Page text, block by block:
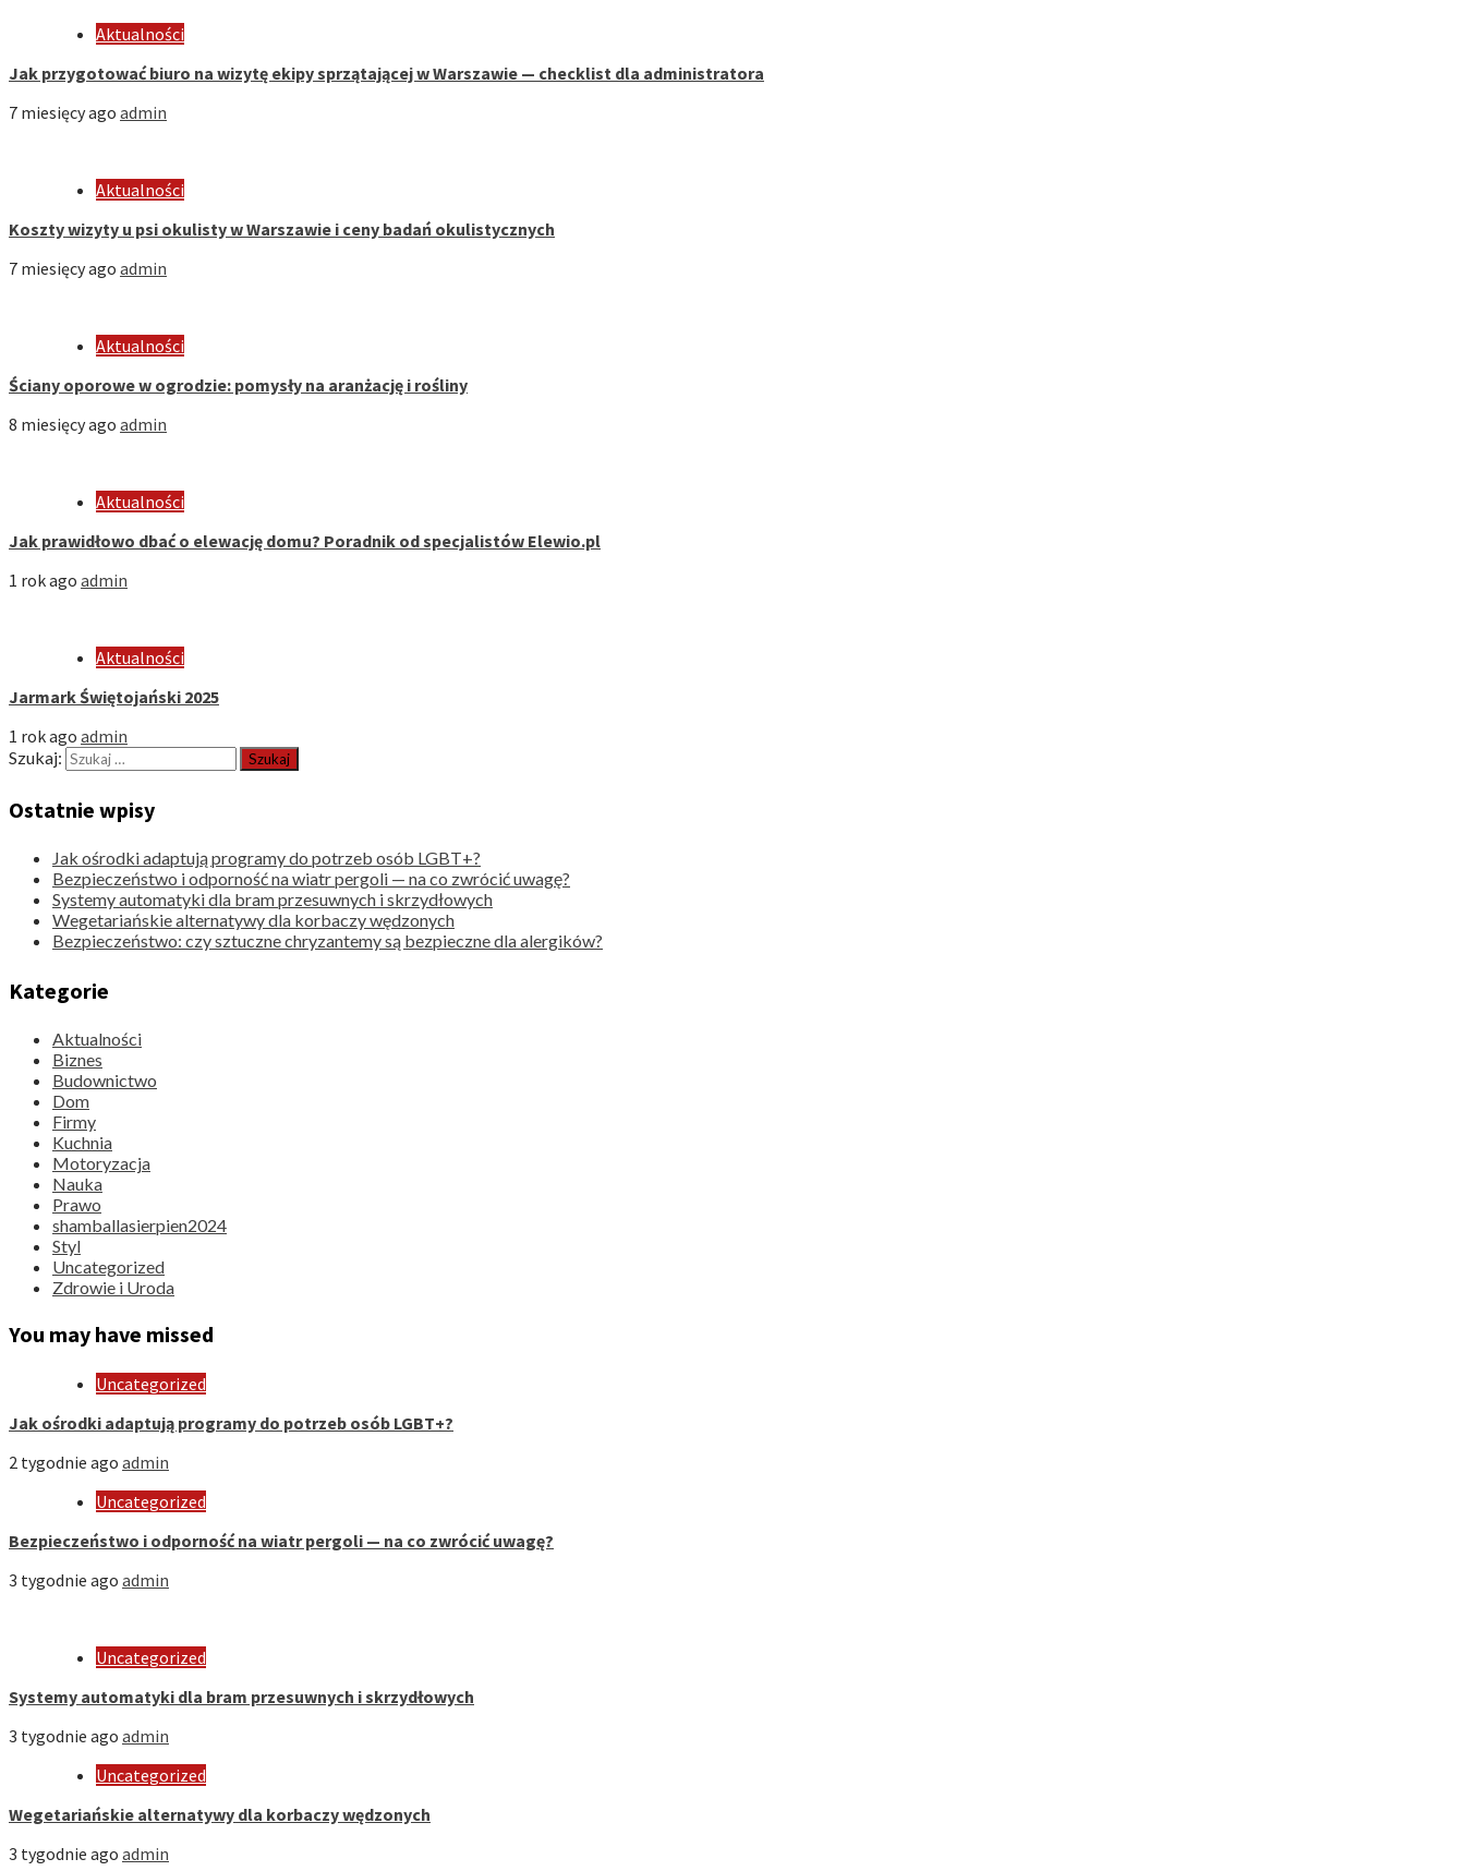
Aktualności
Jak przygotować biuro na wizytę ekipy sprzątającej w Warszawie — checklist dla administratora
7 miesięcy ago admin
Aktualności
Koszty wizyty u psi okulisty w Warszawie i ceny badań okulistycznych
7 miesięcy ago admin
Aktualności
Ściany oporowe w ogrodzie: pomysły na aranżację i rośliny
8 miesięcy ago admin
Aktualności
Jak prawidłowo dbać o elewację domu? Poradnik od specjalistów Elewio.pl
1 rok ago admin
Aktualności
Jarmark Świętojański 2025
1 rok ago admin
Szukaj:
Ostatnie wpisy
Jak ośrodki adaptują programy do potrzeb osób LGBT+?
Bezpieczeństwo i odporność na wiatr pergoli — na co zwrócić uwagę?
Systemy automatyki dla bram przesuwnych i skrzydłowych
Wegetariańskie alternatywy dla korbaczy wędzonych
Bezpieczeństwo: czy sztuczne chryzantemy są bezpieczne dla alergików?
Kategorie
Aktualności
Biznes
Budownictwo
Dom
Firmy
Kuchnia
Motoryzacja
Nauka
Prawo
shamballasierpien2024
Styl
Uncategorized
Zdrowie i Uroda
You may have missed
Uncategorized
Jak ośrodki adaptują programy do potrzeb osób LGBT+?
2 tygodnie ago admin
Uncategorized
Bezpieczeństwo i odporność na wiatr pergoli — na co zwrócić uwagę?
3 tygodnie ago admin
Uncategorized
Systemy automatyki dla bram przesuwnych i skrzydłowych
3 tygodnie ago admin
Uncategorized
Wegetariańskie alternatywy dla korbaczy wędzonych
3 tygodnie ago admin